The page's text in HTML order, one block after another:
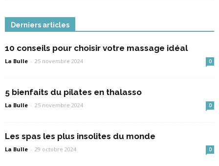
Derniers articles
10 conseils pour choisir votre massage idéal
La Bulle - 25 novembre 2024 0
5 bienfaits du pilates en thalasso
La Bulle - 25 novembre 2024 0
Les spas les plus insolites du monde
La Bulle - 29 octobre 2024 0